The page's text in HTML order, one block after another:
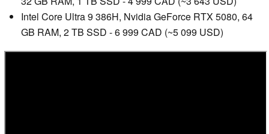
Intel Core Ultra 9 386H, Nvidia GeForce RTX 5080, 64
GB RAM, 2 TB SSD - 6 999 CAD (~5 099 USD)